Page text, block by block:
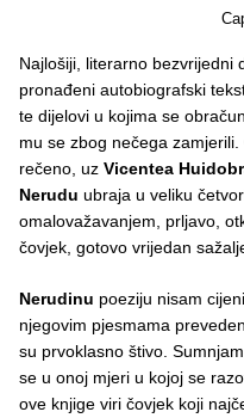
Najlošiji, literarno bezvrijedni
pronađeni autobiografski
te dijelovi u kojima se
mu se zbog nečega zamjerili.
rečeno, uz Vicentea
Nerudu ubraja u veliku
omalovažavanjem, prljavo,
čovjek, gotovo vrijedan
Nerudinu poeziju nisam
njegovim pjesmama
su prvoklasno štivo.
se u onoj mjeri u kojoj se
ove knjige viri čovjek koji